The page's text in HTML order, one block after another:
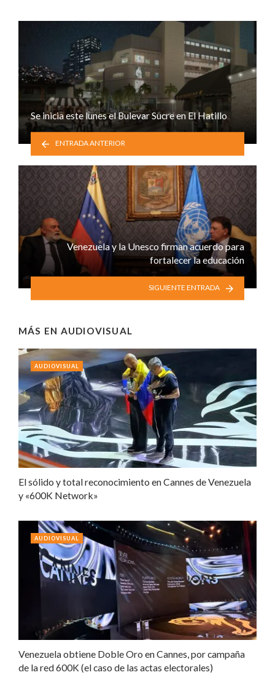
Se inicia este lunes el Bulevar Sucre en El Hatillo
ENTRADA ANTERIOR
Venezuela y la Unesco firman acuerdo para
fortalecer la educación
SIGUIENTE ENTRADA
MÁS EN AUDIOVISUAL
El sólido y total reconocimiento en Cannes de Venezuela
y «600K Network»
AUDIOVISUAL
Venezuela obtiene Doble Oro en Cannes, por campaña
de la red 600K (el caso de las actas electorales)
AUDIOVISUAL